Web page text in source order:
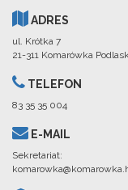
ADRES
ul. Krótka 7
21-311 Komarówka
TELEFON
83 35 35 004
E-MAIL
Sekretariat: